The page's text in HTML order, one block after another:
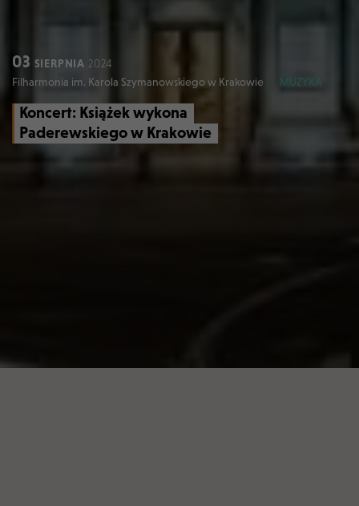
03 SIERPNIA 2024
Filharmonia im. Karola Szymanowskiego w Krakowie
MUZYKA
Koncert: Książek wykona
Paderewskiego w Krakowie